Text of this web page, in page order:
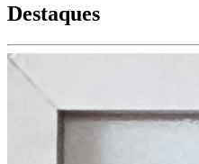
Destaques